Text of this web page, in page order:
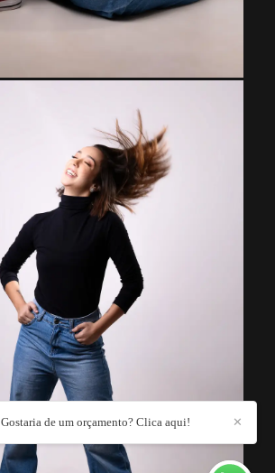
✕
Gostaria de um orçamento? Clica aqui!